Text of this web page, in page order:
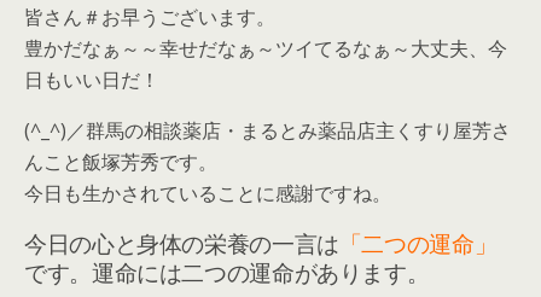
皆さん＃お早うございます。
豊かだなぁ～～幸せだなぁ～ツイてるなぁ～大丈夫、今
日もいい日だ！
(^_^)／群馬の相談薬店・まるとみ薬品店主くすり屋芳さ
んこと飯塚芳秀です。
今日も生かされていることに感謝ですね。
今日の心と身体の栄養の一言は 「二つの運命」
です。運命には二つの運命があります。